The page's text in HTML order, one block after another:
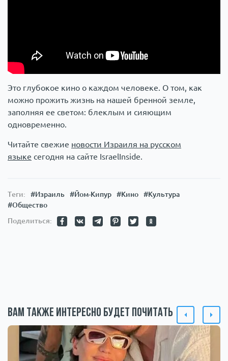
Это глубокое кино о каждом человеке. О том, как
можно прожить жизнь на нашей бренной земле,
заполняя ее светом: блеклым и сияющим
одновременно.
Читайте свежие новости Израиля на русском
языке сегодня на сайте IsraelInside.
Теги: #Израиль #Йом-Кипур #Кино
#Культура
#Общество
Поделиться:
Вам также интересно будет почитать